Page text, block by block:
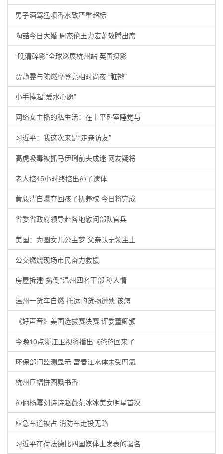
男子酒驾猛喷香水致严重超标
陶喆今日大婚 周杰伦王力宏萧敬腾出席
“晚清碎影”全球巡展杭州站 英国摄影
贾静雯与陈燃摩登亮相时尚夜 “脏辫”
小手捧起“爱水心愿”
网络女主播的私生活：在十平卧室睡觉与
习近平：我这次来是“走亲访友”
高虎吸毒被抓马伊琍前夫成迷 网友疑将
老人挖45小时终挖出孙子遗体
黄毅清自曝夺回孩子抚养权 今日将完成
省委省政府领导赴各地慰问部队官兵
美国：为圆女儿公主梦 父亲认无领主土
公交燃烧现场市民奋力救援
房屋拆建“撂倒”温州四名干部 称人情
温州一货车自燃 托运的货物遭殃 该怎
《好声音》美国选拔赛决赛 评委董卿颁
今晚10点浙江卫视将播出《爸爸回来了
环保部门监测显示 富春江水体未受四氯
杭州巨幅拼图飘书香
孙俪杨幂刘诗诗赵薇范冰冰美女明星首次
应急车道被占 消防车走投无路
习近平在荷法德比四国媒体上发表的署名